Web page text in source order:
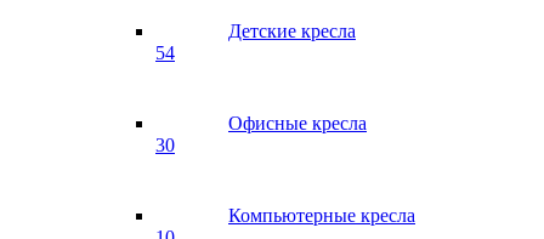
Детские кресла
54
Офисные кресла
30
Компьютерные кресла